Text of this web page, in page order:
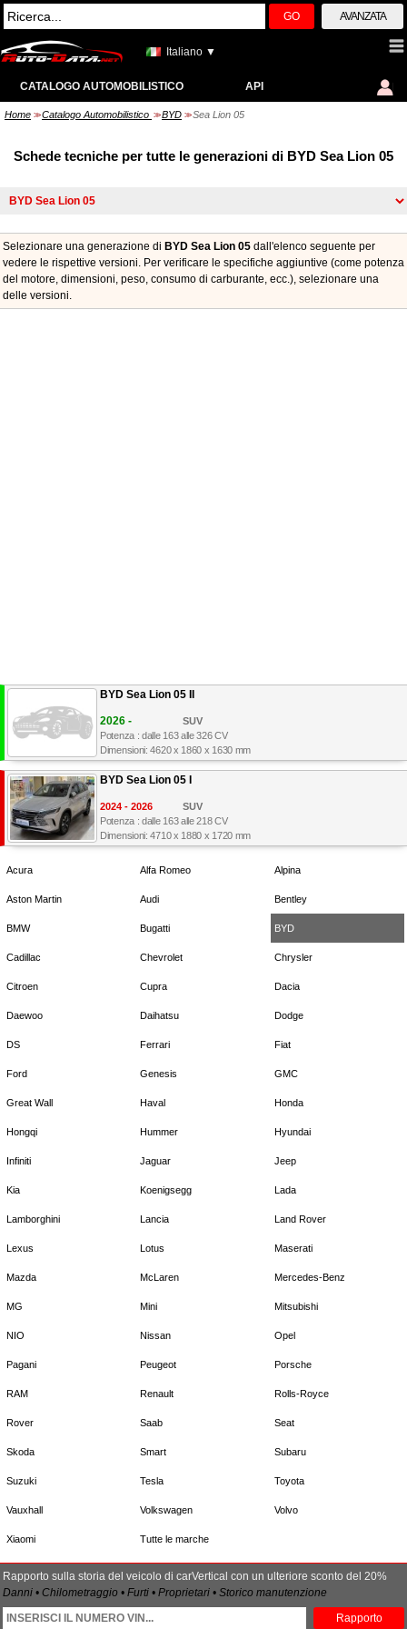
GO AVANZATA
Italiano ▼
CATALOGO AUTOMOBILISTICO API
Home >> Catalogo Automobilistico >> BYD >> Sea Lion 05
Schede tecniche per tutte le generazioni di BYD Sea Lion 05
Selezionare una generazione di BYD Sea Lion 05 dall'elenco seguente per
vedere le rispettive versioni. Per verificare le specifiche aggiuntive (come potenza
del motore, dimensioni, peso, consumo di carburante, ecc.), selezionare una
delle versioni.
BYD Sea Lion 05 II
2026 -
SUV
Potenza : dalle 163 alle 326 CV
Dimensioni: 4620 x 1860 x 1630 mm
BYD Sea Lion 05 I
2024 - 2026
SUV
Potenza : dalle 163 alle 218 CV
Dimensioni: 4710 x 1880 x 1720 mm
Acura Alfa Romeo Alpina
Aston Martin Audi Bentley
BMW Bugatti BYD
Cadillac Chevrolet Chrysler
Citroen Cupra Dacia
Daewoo Daihatsu Dodge
DS Ferrari Fiat
Ford Genesis GMC
Great Wall Haval Honda
Hongqi Hummer Hyundai
Infiniti Jaguar Jeep
Kia Koenigsegg Lada
Lamborghini Lancia Land Rover
Lexus Lotus Maserati
Mazda McLaren Mercedes-Benz
MG Mini Mitsubishi
NIO Nissan Opel
Pagani Peugeot Porsche
RAM Renault Rolls-Royce
Rover Saab Seat
Skoda Smart Subaru
Suzuki Tesla Toyota
Vauxhall Volkswagen Volvo
Xiaomi Tutte le marche
Rapporto sulla storia del veicolo di carVertical con un ulteriore sconto del 20%
Danni • Chilometraggio • Furti • Proprietari • Storico manutenzione
Rapporto